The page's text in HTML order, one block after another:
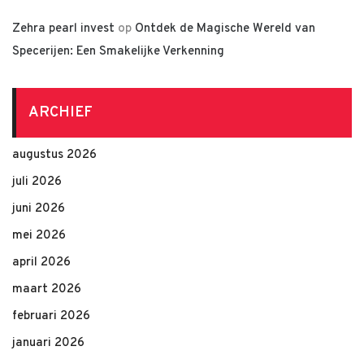
Zehra pearl invest op Ontdek de Magische Wereld van
Specerijen: Een Smakelijke Verkenning
ARCHIEF
augustus 2026
juli 2026
juni 2026
mei 2026
april 2026
maart 2026
februari 2026
januari 2026